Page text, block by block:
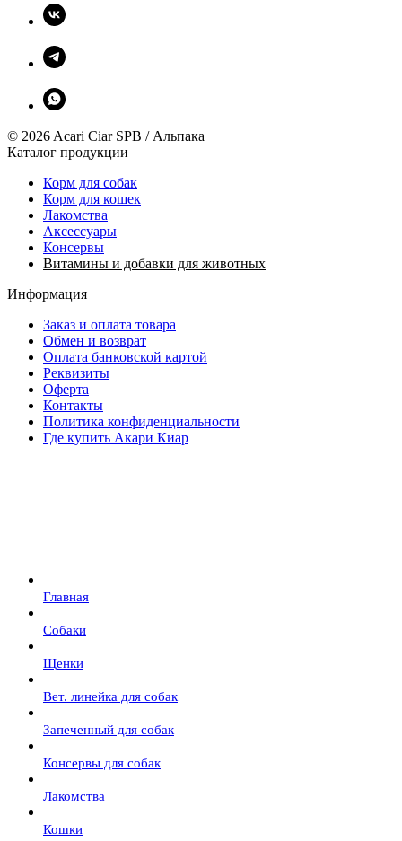
© 2026 Acari Ciar SPB / Альпака
Каталог продукции
Корм для собак
Корм для кошек
Лакомства
Аксессуары
Консервы
Витамины и добавки для животных
Информация
Заказ и оплата товара
Обмен и возврат
Оплата банковской картой
Реквизиты
Оферта
Контакты
Политика конфиденциальности
Где купить Акари Киар
Главная
Собаки
Щенки
Вет. линейка для собак
Запеченный для собак
Консервы для собак
Лакомства
Кошки